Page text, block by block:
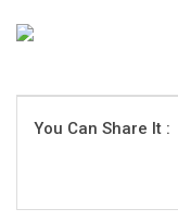
You Can Share It :